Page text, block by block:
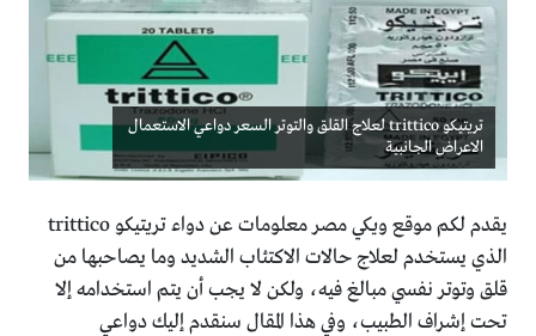
تريتيكو trittico لعلاج القلق والتوتر السعر دواعي الاستعمال
الاعراض الجانبية
يقدم لكم موقع ويكي مصر معلومات عن دواء تريتيكو trittico
الذي يستخدم لعلاج حالات الاكتئاب الشديد وما يصاحبها من
قلق وتوتر نفسي مبالغ فيه، ولكن لا يجب أن يتم استخدامه إلا
تحت إشراف الطبيب، وفي هذا المقال سنقدم إليك دواعي